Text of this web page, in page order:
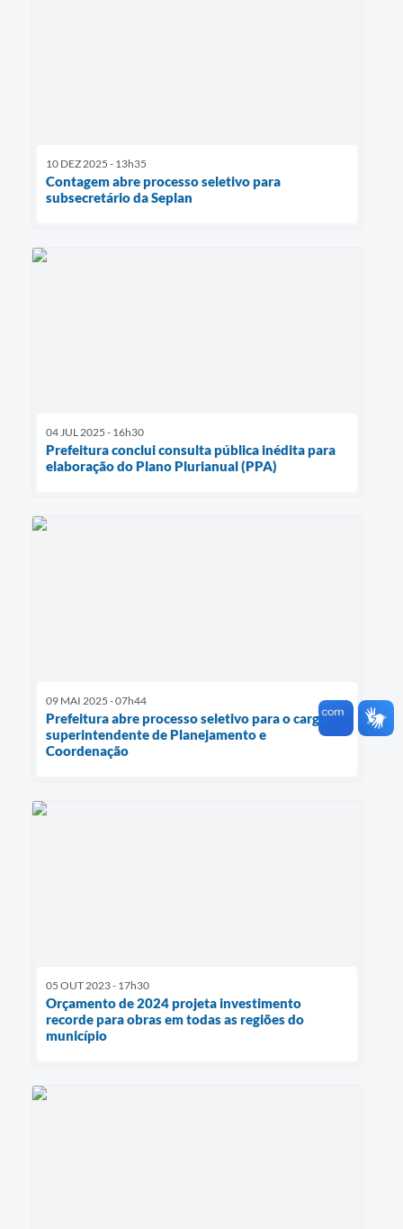
10 DEZ 2025 - 13h35
Contagem abre processo seletivo para
subsecretário da Seplan
04 JUL 2025 - 16h30
Prefeitura conclui consulta pública inédita para
elaboração do Plano Plurianual (PPA)
09 MAI 2025 - 07h44
Prefeitura abre processo seletivo para o cargo de
superintendente de Planejamento e
Coordenação
05 OUT 2023 - 17h30
Orçamento de 2024 projeta investimento
recorde para obras em todas as regiões do
município